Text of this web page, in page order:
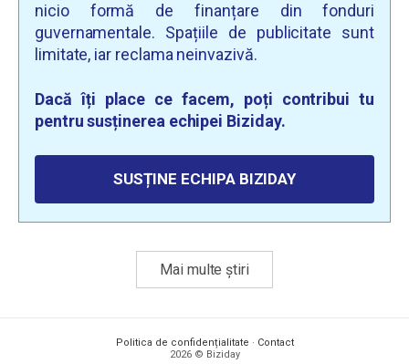
nicio formă de finanțare din fonduri
guvernamentale. Spațiile de publicitate sunt
limitate, iar reclama neinvazivă.
Dacă îți place ce facem, poți contribui tu
pentru susținerea echipei Biziday.
SUSȚINE ECHIPA BIZIDAY
Mai multe știri
Politica de confidențialitate · Contact
2026 © Biziday